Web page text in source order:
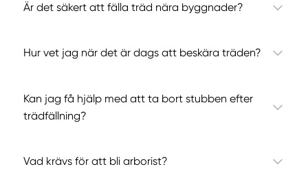
Är det säkert att fälla träd nära byggnader?
Hur vet jag när det är dags att beskära träden?
Kan jag få hjälp med att ta bort stubben efter
trädfällning?
Vad krävs för att bli arborist?